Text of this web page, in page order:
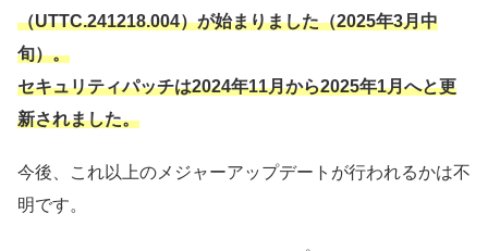
（UTTC.241218.004）が始まりました（2025年3月中
旬）。
セキュリティパッチは2024年11月から2025年1月へと更
新されました。
今後、これ以上のメジャーアップデートが行われるかは不
明です。